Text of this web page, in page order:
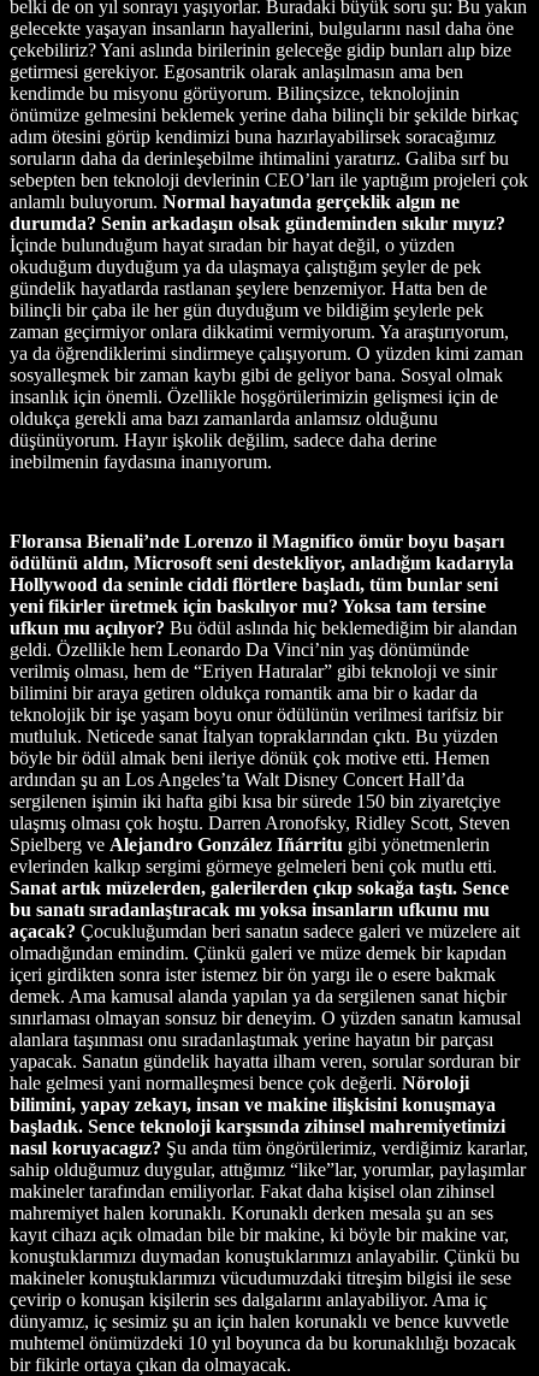
belki de on yıl sonrayı yaşıyorlar. Buradaki büyük soru şu: Bu yakın
gelecekte yaşayan insanların hayallerini, bulgularını nasıl daha öne
çekebiliriz? Yani aslında birilerinin geleceğe gidip bunları alıp bize
getirmesi gerekiyor. Egosantrik olarak anlaşılmasın ama ben
kendimde bu misyonu görüyorum. Bilinçsizce, teknolojinin
önümüze gelmesini beklemek yerine daha bilinçli bir şekilde birkaç
adım ötesini görüp kendimizi buna hazırlayabilirsek soracağımız
soruların daha da derinleşebilme ihtimalini yaratırız. Galiba sırf bu
sebepten ben teknoloji devlerinin CEO’ları ile yaptığım projeleri çok
anlamlı buluyorum. Normal hayatında gerçeklik algın ne
durumda? Senin arkadaşın olsak gündeminden sıkılır mıyız?
İçinde bulunduğum hayat sıradan bir hayat değil, o yüzden
okuduğum duyduğum ya da ulaşmaya çalıştığım şeyler de pek
gündelik hayatlarda rastlanan şeylere benzemiyor. Hatta ben de
bilinçli bir çaba ile her gün duyduğum ve bildiğim şeylerle pek
zaman geçirmiyor onlara dikkatimi vermiyorum. Ya araştırıyorum,
ya da öğrendiklerimi sindirmeye çalışıyorum. O yüzden kimi zaman
sosyalleşmek bir zaman kaybı gibi de geliyor bana. Sosyal olmak
insanlık için önemli. Özellikle hoşgörülerimizin gelişmesi için de
oldukça gerekli ama bazı zamanlarda anlamsız olduğunu
düşünüyorum. Hayır işkolik değilim, sadece daha derine
inebilmenin faydasına inanıyorum.
Floransa Bienali’nde Lorenzo il Magnifico ömür boyu başarı
ödülünü aldın, Microsoft seni destekliyor, anladığım kadarıyla
Hollywood da seninle ciddi flörtlere başladı, tüm bunlar seni
yeni fikirler üretmek için baskılıyor mu? Yoksa tam tersine
ufkun mu açılıyor? Bu ödül aslında hiç beklemediğim bir alandan
geldi. Özellikle hem Leonardo Da Vinci’nin yaş dönümünde
verilmiş olması, hem de “Eriyen Hatıralar” gibi teknoloji ve sinir
bilimini bir araya getiren oldukça romantik ama bir o kadar da
teknolojik bir işe yaşam boyu onur ödülünün verilmesi tarifsiz bir
mutluluk. Neticede sanat İtalyan topraklarından çıktı. Bu yüzden
böyle bir ödül almak beni ileriye dönük çok motive etti. Hemen
ardından şu an Los Angeles’ta Walt Disney Concert Hall’da
sergilenen işimin iki hafta gibi kısa bir sürede 150 bin ziyaretçiye
ulaşmış olması çok hoştu. Darren Aronofsky, Ridley Scott, Steven
Spielberg ve Alejandro González Iñárritu gibi yönetmenlerin
evlerinden kalkıp sergimi görmeye gelmeleri beni çok mutlu etti.
Sanat artık müzelerden, galerilerden çıkıp sokağa taştı. Sence
bu sanatı sıradanlaştıracak mı yoksa insanların ufkunu mu
açacak? Çocukluğumdan beri sanatın sadece galeri ve müzelere ait
olmadığından emindim. Çünkü galeri ve müze demek bir kapıdan
içeri girdikten sonra ister istemez bir ön yargı ile o esere bakmak
demek. Ama kamusal alanda yapılan ya da sergilenen sanat hiçbir
sınırlaması olmayan sonsuz bir deneyim. O yüzden sanatın kamusal
alanlara taşınması onu sıradanlaştımak yerine hayatın bir parçası
yapacak. Sanatın gündelik hayatta ilham veren, sorular sorduran bir
hale gelmesi yani normalleşmesi bence çok değerli. Nöroloji
bilimini, yapay zekayı, insan ve makine ilişkisini konuşmaya
başladık. Sence teknoloji karşısında zihinsel mahremiyetimizi
nasıl koruyacagız? Şu anda tüm öngörülerimiz, verdiğimiz kararlar,
sahip olduğumuz duygular, attığımız “like”lar, yorumlar, paylaşımlar
makineler tarafından emiliyorlar. Fakat daha kişisel olan zihinsel
mahremiyet halen korunaklı. Korunaklı derken mesala şu an ses
kayıt cihazı açık olmadan bile bir makine, ki böyle bir makine var,
konuştuklarımızı duymadan konuştuklarımızı anlayabilir. Çünkü bu
makineler konuştuklarımızı vücudumuzdaki titreşim bilgisi ile sese
çevirip o konuşan kişilerin ses dalgalarını anlayabiliyor. Ama iç
dünyamız, iç sesimiz şu an için halen korunaklı ve bence kuvvetle
muhtemel önümüzdeki 10 yıl boyunca da bu korunaklılığı bozacak
bir fikirle ortaya çıkan da olmayacak.